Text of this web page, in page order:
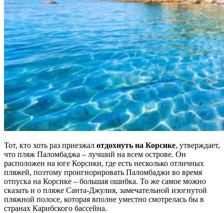
Тот, кто хоть раз приезжал отдохнуть на Корсике, утверждает,
что пляж Паломбаджа – лучший на всем острове. Он
расположен на юге Корсики, где есть несколько отличных
пляжей, поэтому проигнорировать Паломбаджи во время
отпуска на Корсике – большая ошибка. То же самое можно
сказать и о пляже Санта-Джулия, замечательной изогнутой
пляжной полосе, которая вполне уместно смотрелась бы в
странах Карибского бассейна.